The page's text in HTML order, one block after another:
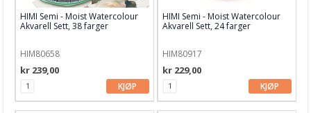
HIMI Semi - Moist Watercolour
Akvarell Sett, 38 farger
HIM80658
kr 239,00
KJØP
HIMI Semi - Moist Watercolour
Akvarell Sett, 24 farger
HIM80917
kr 229,00
KJØP